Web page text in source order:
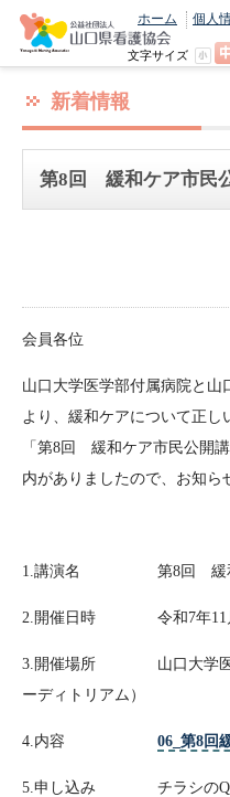
ホーム 個人
文字サイズ
新着情報
第8回 緩和ケア市民
会員各位
山口大学医学部付属病院と山
より、緩和ケアについて正し
「第8回 緩和ケア市民公開
内がありましたので、お知ら
1.講演名 第8回 緩和ケ
2.開催日時 令和7年11月
3.開催場所 山口大学医学
ーディトリアム）
4.内容 06_第8回
5.申し込み チラシのQR